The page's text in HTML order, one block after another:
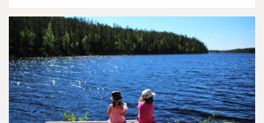
Handelsplats Norsjö
Matavfall
Eldning utomhus
Simhallens öppettider